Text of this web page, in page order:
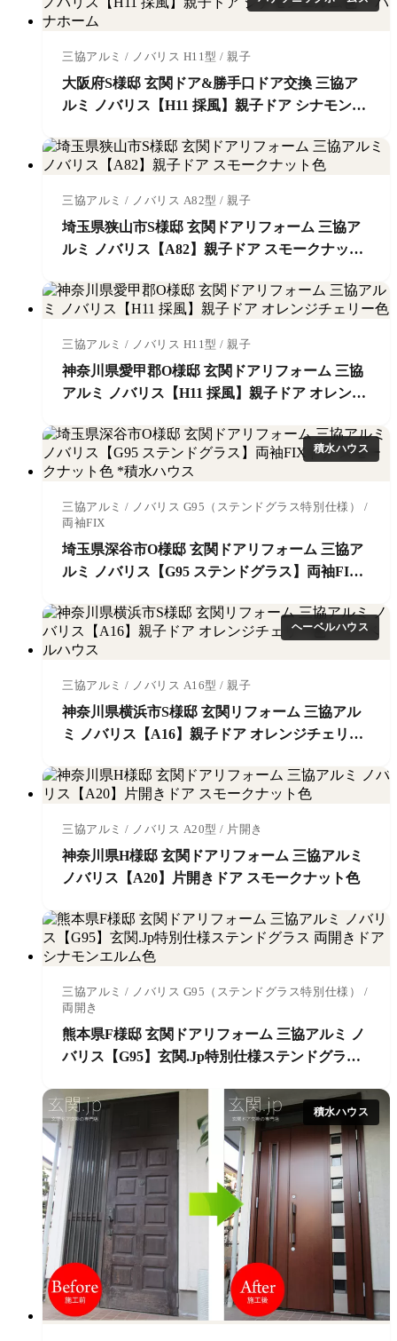
三協アルミ / ノバリス H11型 / 親子
大阪府S様邸 玄関ドア&勝手口ドア交換 三協ア
ルミ ノバリス【H11 採風】親子ドア シナモンエ
三協アルミ / ノバリス A82型 / 親子
埼玉県狭山市S様邸 玄関ドアリフォーム 三協ア
ルミ ノバリス【A82】親子ドア スモークナット
三協アルミ / ノバリス H11型 / 親子
神奈川県愛甲郡O様邸 玄関ドアリフォーム 三協
アルミ ノバリス【H11 採風】親子ドア オレンジ
積水ハウス
三協アルミ / ノバリス G95（ステンドグラス特別仕様） /
両袖FIX
埼玉県深谷市O様邸 玄関ドアリフォーム 三協ア
ルミ ノバリス【G95 ステンドグラス】両袖FIX
ヘーベルハウス
三協アルミ / ノバリス A16型 / 親子
神奈川県横浜市S様邸 玄関リフォーム 三協アル
ミ ノバリス【A16】親子ドア オレンジチェリー
三協アルミ / ノバリス A20型 / 片開き
神奈川県H様邸 玄関ドアリフォーム 三協アルミ
ノバリス【A20】片開きドア スモークナット色
三協アルミ / ノバリス G95（ステンドグラス特別仕様） /
両開き
熊本県F様邸 玄関ドアリフォーム 三協アルミ ノ
バリス【G95】玄関.Jp特別仕様ステンドグラス
積水ハウス